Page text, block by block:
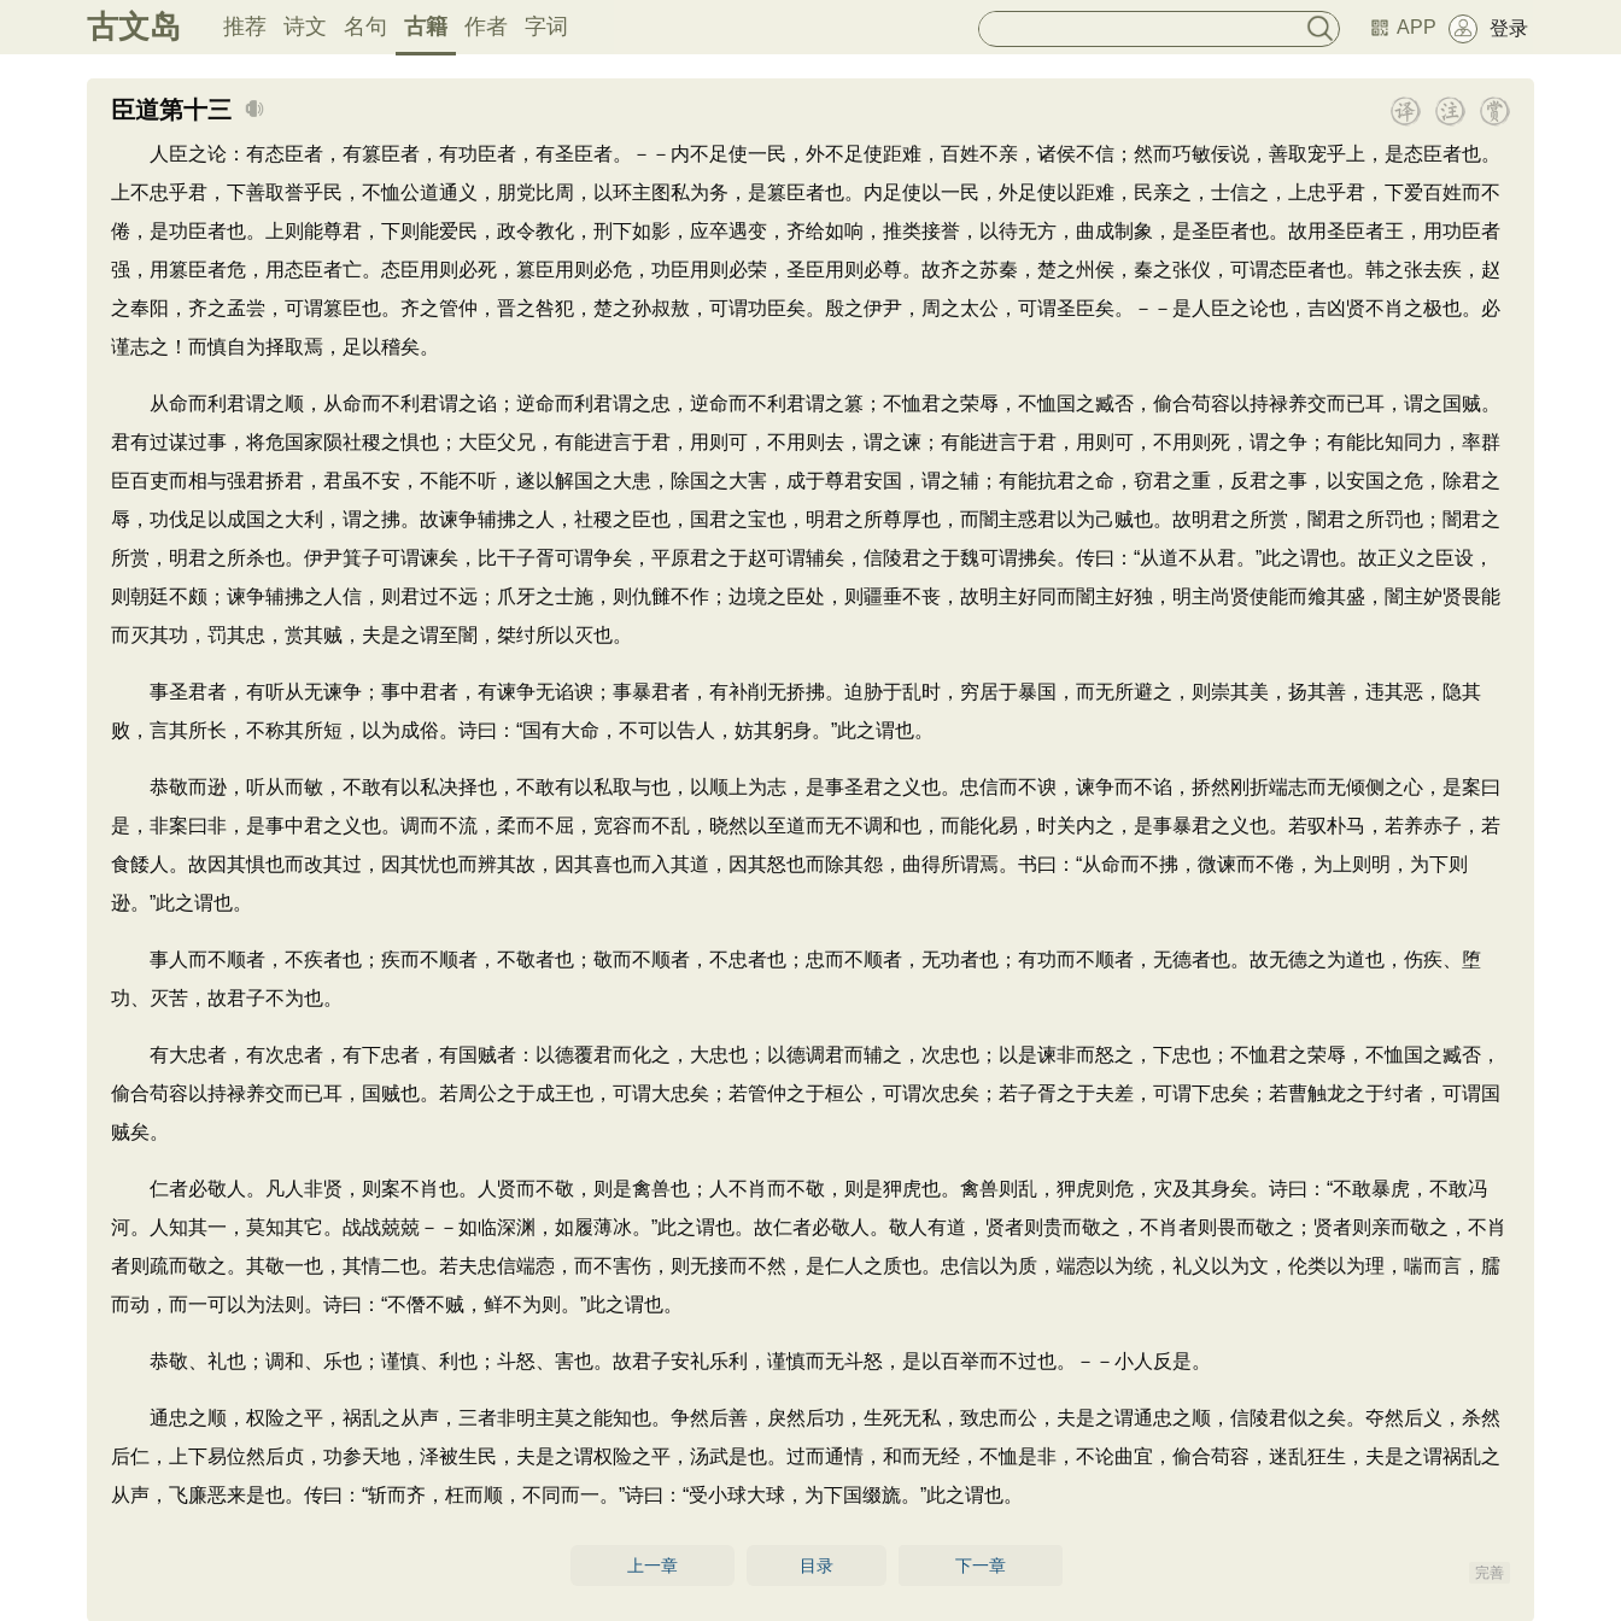
古文岛 推荐 诗文 名句 古籍 作者 字词 APP 登录
臣道第十三
人臣之论：有态臣者，有篡臣者，有功臣者，有圣臣者。－－内不足使一民，外不足使距难，百姓不亲，诸侯不信；然而巧敏佞说，善取宠乎上，是态臣者也。
上不忠乎君，下善取誉乎民，不恤公道通义，朋党比周，以环主图私为务，是篡臣者也。内足使以一民，外足使以距难，民亲之，士信之，上忠乎君，下爱百姓而不
倦，是功臣者也。上则能尊君，下则能爱民，政令教化，刑下如影，应卒遇变，齐给如响，推类接誉，以待无方，曲成制象，是圣臣者也。故用圣臣者王，用功臣者
强，用篡臣者危，用态臣者亡。态臣用则必死，篡臣用则必危，功臣用则必荣，圣臣用则必尊。故齐之苏秦，楚之州侯，秦之张仪，可谓态臣者也。韩之张去疾，赵
之奉阳，齐之孟尝，可谓篡臣也。齐之管仲，晋之咎犯，楚之孙叔敖，可谓功臣矣。殷之伊尹，周之太公，可谓圣臣矣。－－是人臣之论也，吉凶贤不肖之极也。必
谨志之！而慎自为择取焉，足以稽矣。
从命而利君谓之顺，从命而不利君谓之谄；逆命而利君谓之忠，逆命而不利君谓之篡；不恤君之荣辱，不恤国之臧否，偷合苟容以持禄养交而已耳，谓之国贼。
君有过谋过事，将危国家陨社稷之惧也；大臣父兄，有能进言于君，用则可，不用则去，谓之谏；有能进言于君，用则可，不用则死，谓之争；有能比知同力，率群
臣百吏而相与强君挢君，君虽不安，不能不听，遂以解国之大患，除国之大害，成于尊君安国，谓之辅；有能抗君之命，窃君之重，反君之事，以安国之危，除君之
辱，功伐足以成国之大利，谓之拂。故谏争辅拂之人，社稷之臣也，国君之宝也，明君之所尊厚也，而闇主惑君以为己贼也。故明君之所赏，闇君之所罚也；闇君之
所赏，明君之所杀也。伊尹箕子可谓谏矣，比干子胥可谓争矣，平原君之于赵可谓辅矣，信陵君之于魏可谓拂矣。传曰：“从道不从君。”此之谓也。故正义之臣设，
则朝廷不颇；谏争辅拂之人信，则君过不远；爪牙之士施，则仇雠不作；边境之臣处，则疆垂不丧，故明主好同而闇主好独，明主尚贤使能而飨其盛，闇主妒贤畏能
而灭其功，罚其忠，赏其贼，夫是之谓至闇，桀纣所以灭也。
事圣君者，有听从无谏争；事中君者，有谏争无谄谀；事暴君者，有补削无挢拂。迫胁于乱时，穷居于暴国，而无所避之，则崇其美，扬其善，违其恶，隐其
败，言其所长，不称其所短，以为成俗。诗曰：“国有大命，不可以告人，妨其躬身。”此之谓也。
恭敬而逊，听从而敏，不敢有以私决择也，不敢有以私取与也，以顺上为志，是事圣君之义也。忠信而不谀，谏争而不谄，挢然刚折端志而无倾侧之心，是案曰
是，非案曰非，是事中君之义也。调而不流，柔而不屈，宽容而不乱，晓然以至道而无不调和也，而能化易，时关内之，是事暴君之义也。若驭朴马，若养赤子，若
食餧人。故因其惧也而改其过，因其忧也而辨其故，因其喜也而入其道，因其怒也而除其怨，曲得所谓焉。书曰：“从命而不拂，微谏而不倦，为上则明，为下则
逊。”此之谓也。
事人而不顺者，不疾者也；疾而不顺者，不敬者也；敬而不顺者，不忠者也；忠而不顺者，无功者也；有功而不顺者，无德者也。故无德之为道也，伤疾、堕
功、灭苦，故君子不为也。
有大忠者，有次忠者，有下忠者，有国贼者：以德覆君而化之，大忠也；以德调君而辅之，次忠也；以是谏非而怒之，下忠也；不恤君之荣辱，不恤国之臧否，
偷合苟容以持禄养交而已耳，国贼也。若周公之于成王也，可谓大忠矣；若管仲之于桓公，可谓次忠矣；若子胥之于夫差，可谓下忠矣；若曹触龙之于纣者，可谓国
贼矣。
仁者必敬人。凡人非贤，则案不肖也。人贤而不敬，则是禽兽也；人不肖而不敬，则是狎虎也。禽兽则乱，狎虎则危，灾及其身矣。诗曰：“不敢暴虎，不敢冯
河。人知其一，莫知其它。战战兢兢－－如临深渊，如履薄冰。”此之谓也。故仁者必敬人。敬人有道，贤者则贵而敬之，不肖者则畏而敬之；贤者则亲而敬之，不肖
者则疏而敬之。其敬一也，其情二也。若夫忠信端悫，而不害伤，则无接而不然，是仁人之质也。忠信以为质，端悫以为统，礼义以为文，伦类以为理，喘而言，臑
而动，而一可以为法则。诗曰：“不僭不贼，鲜不为则。”此之谓也。
恭敬、礼也；调和、乐也；谨慎、利也；斗怒、害也。故君子安礼乐利，谨慎而无斗怒，是以百举而不过也。－－小人反是。
通忠之顺，权险之平，祸乱之从声，三者非明主莫之能知也。争然后善，戾然后功，生死无私，致忠而公，夫是之谓通忠之顺，信陵君似之矣。夺然后义，杀然
后仁，上下易位然后贞，功参天地，泽被生民，夫是之谓权险之平，汤武是也。过而通情，和而无经，不恤是非，不论曲宜，偷合苟容，迷乱狂生，夫是之谓祸乱之
从声，飞廉恶来是也。传曰：“斩而齐，枉而顺，不同而一。”诗曰：“受小球大球，为下国缀旒。”此之谓也。
上一章 目录 下一章 完善